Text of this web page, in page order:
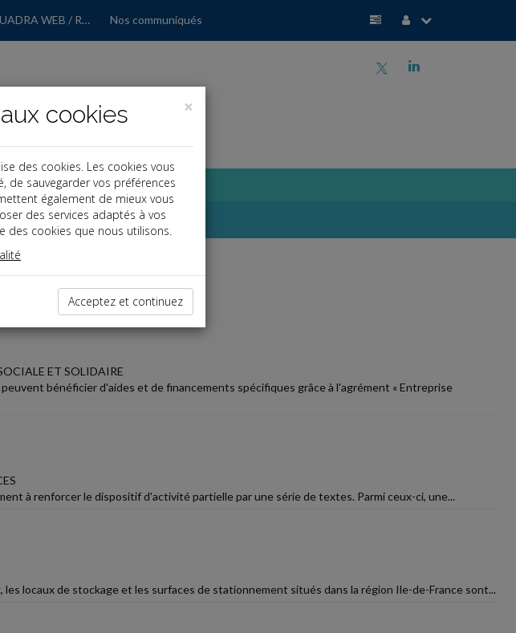
QUADRA WEB / RGPD Nos communiqués
j
a
ET SOLIDAIRE
bénéficier d'aides et de financements spécifiques grâce à l'agrément « Entreprise
à renforcer le dispositif d'activité partielle par une série de textes. Parmi ceux-ci, une...
les locaux de stockage et les surfaces de stationnement situés dans la région Ile-de-France sont...
×
cookies
des cookies. Les cookies vous
sauvegarder vos préférences
également de mieux vous
des services adaptés à vos
des cookies que nous utilisons.
Acceptez et continuez